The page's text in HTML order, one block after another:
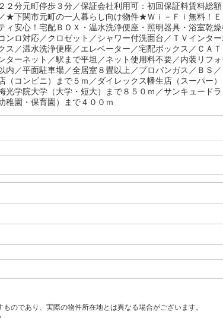
２分元町停歩３分／保証会社利用可：初回保証料賃料総
★下関市元町の一人暮らし向け物件★Ｗｉ－Ｆｉ無料！
ィ安心！宅配ＢＯＸ・温水洗浄便座・照明器具・浴室乾
ンロ対応／クロゼット／シャワー付洗面台／ＴＶインタ
ス／温水洗浄便座／エレベーター／宅配ボックス／ＣＡ
ターネット／駅まで平坦／ネット使用料不要／内装リフ
内／平面駐車場／全居室８畳以上／プロパンガス／ＢＳ
（コンビニ）まで５ｍ／ダイレックス幡生店（スーパー
光学院大学（大学・短大）まで８５０ｍ／サンキュード
稚園・保育園）まで４００ｍ
のであり、実際の物件所在地とは異なる場合がございます。